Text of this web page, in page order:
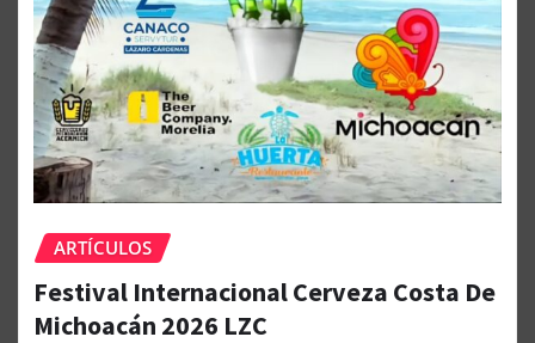
ARTÍCULOS
Festival Internacional Cerveza Costa De
Michoacán 2026 LZC